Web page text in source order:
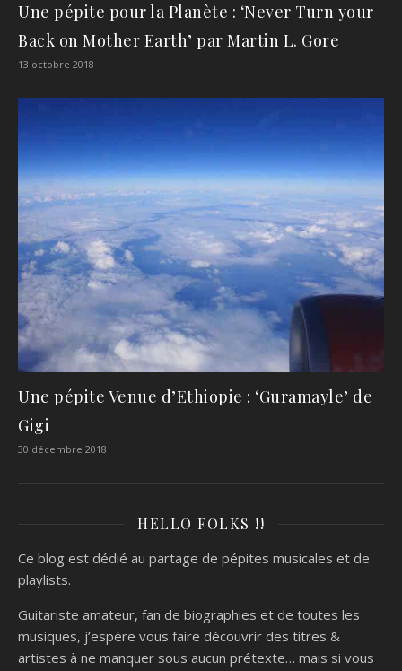
Une pépite pour la Planète : ‘Never Turn your
Back on Mother Earth’ par Martin L. Gore
13 octobre 2018
Une pépite Venue d’Ethiopie : ‘Guramayle’ de
Gigi
30 décembre 2018
HELLO FOLKS !!
Ce blog est dédié au partage de pépites musicales et de
playlists.
Guitariste amateur, fan de biographies et de toutes les
musiques, j’espère vous faire découvrir des titres &
artistes à ne manquer sous aucun prétexte… mais si vous